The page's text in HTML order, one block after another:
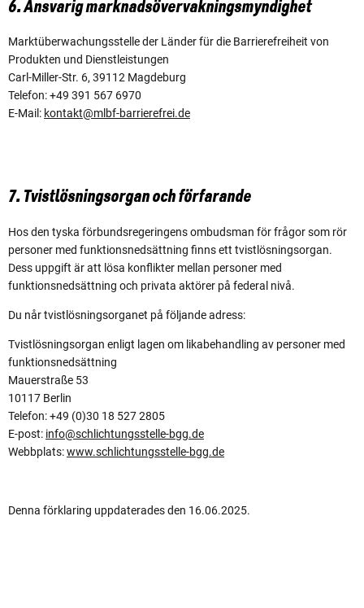
6. Ansvarig marknadsövervakningsmyndighet
Marktüberwachungsstelle der Länder für die Barrierefreiheit von
Produkten und Dienstleistungen
Carl-Miller-Str. 6, 39112 Magdeburg
Telefon: +49 391 567 6970
E-Mail: kontakt@mlbf-barrierefrei.de
7. Tvistlösningsorgan och förfarande
Hos den tyska förbundsregeringens ombudsman för frågor som rör
personer med funktionsnedsättning finns ett tvistlösningsorgan.
Dess uppgift är att lösa konflikter mellan personer med
funktionsnedsättning och privata aktörer på federal nivå.
Du når tvistlösningsorganet på följande adress:
Tvistlösningsorgan enligt lagen om likabehandling av personer med
funktionsnedsättning
Mauerstraße 53
10117 Berlin
Telefon: +49 (0)30 18 527 2805
E-post: info@schlichtungsstelle-bgg.de
Webbplats:www.schlichtungsstelle-bgg.de
Denna förklaring uppdaterades den 16.06.2025.